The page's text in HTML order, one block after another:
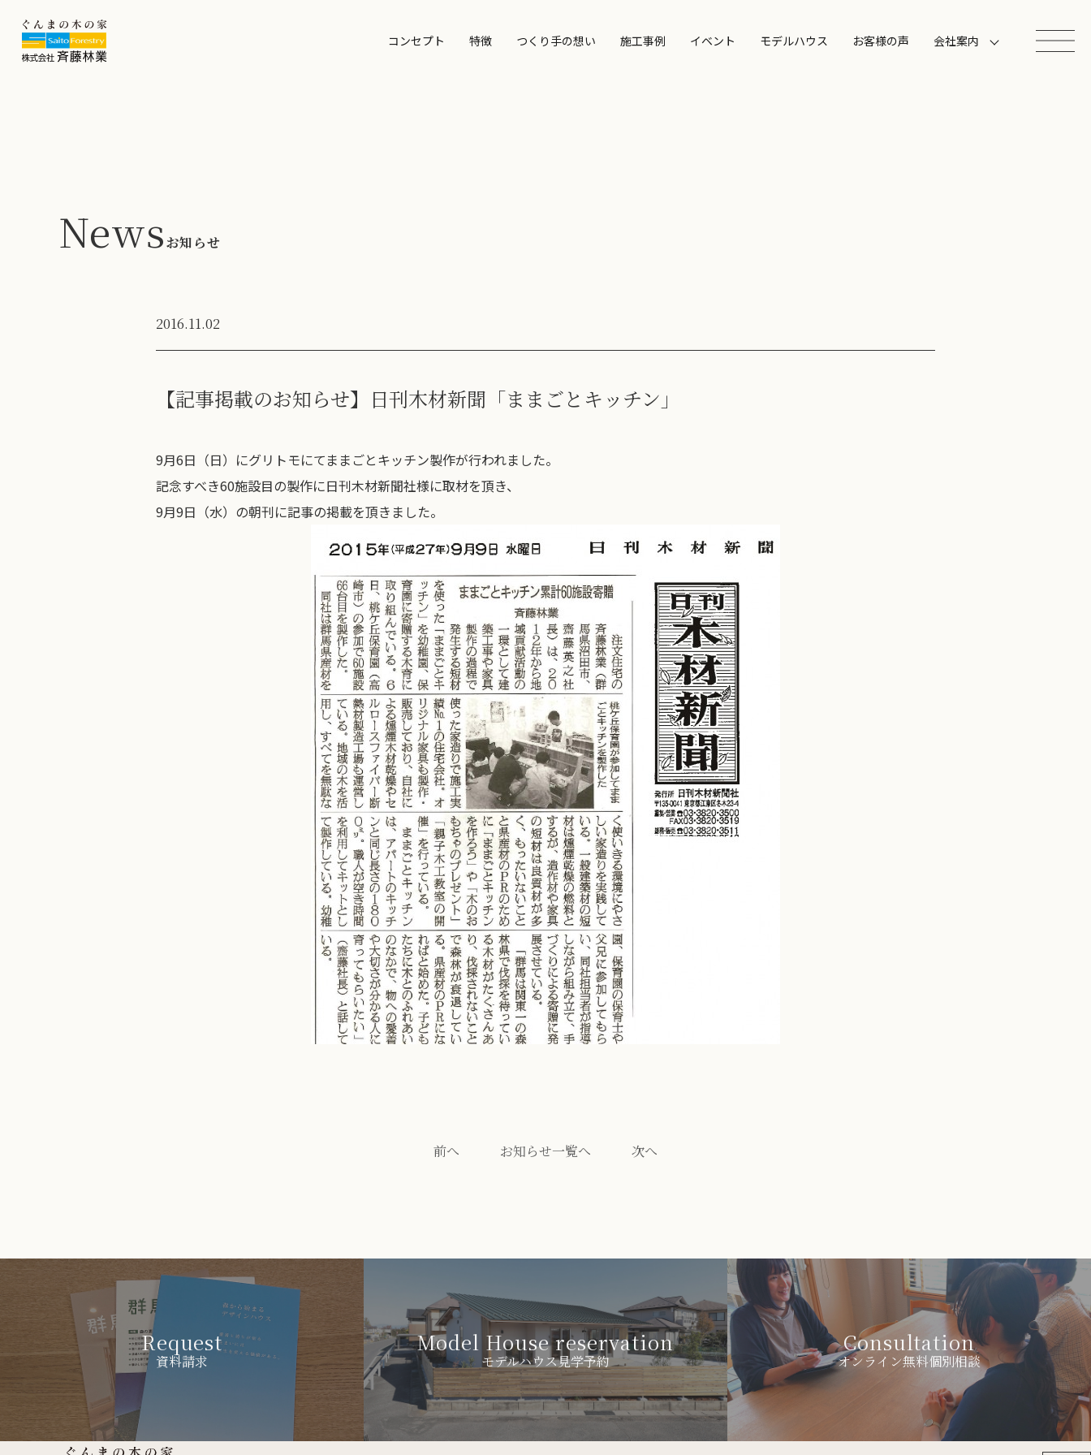
コンセプト 特徴 つくり手の想い 施工事例 イベント モデルハウス お客様の声 会社案内
Newsお知らせ
2016.11.02
【記事掲載のお知らせ】日刊木材新聞「ままごとキッチン」
9月6日（日）にグリトモにてままごとキッチン製作が行われました。
記念すべき60施設目の製作に日刊木材新聞社様に取材を頂き、
9月9日（水）の朝刊に記事の掲載を頂きました。
前へ お知らせ一覧へ 次へ
Request
資料請求
Model House reservation
モデルハウス見学予約
Consultation
オンライン無料個別相談